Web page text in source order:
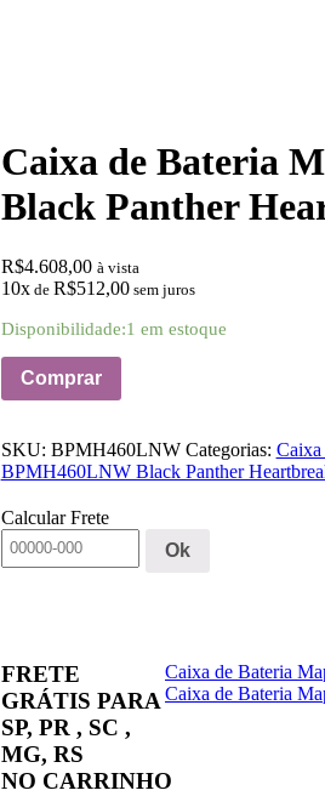
Caixa de Bateria
Black Panther
R$4.608,00 à vista
10xde R$512,00sem juros
Disponibilidade:1 em estoque
Comprar
SKU: BPMH460LNW Categorias: Caixa
BPMH460LNW Black Panther
Calcular Frete
Ok
Caixa de Bateria
Caixa de Bateria
FRETE
GRÁTIS PARA
SP, PR , SC ,
MG, RS
NO CARRINHO